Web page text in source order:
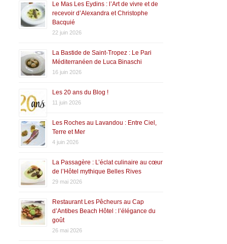
Le Mas Les Eydins : l’Art de vivre et de
recevoir d’Alexandra et Christophe
Bacquié
22 juin 2026
La Bastide de Saint-Tropez : Le Pari
Méditerranéen de Luca Binaschi
16 juin 2026
Les 20 ans du Blog !
11 juin 2026
Les Roches au Lavandou : Entre Ciel,
Terre et Mer
4 juin 2026
La Passagère : L’éclat culinaire au cœur
de l’Hôtel mythique Belles Rives
29 mai 2026
Restaurant Les Pêcheurs au Cap
d’Antibes Beach Hôtel : l’élégance du
goût
26 mai 2026